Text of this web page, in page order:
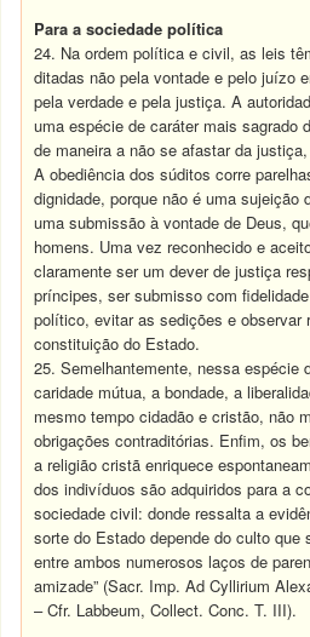
Para a sociedade política
24. Na ordem política e civil, as leis
ditadas não pela vontade e pelo juízo
pela verdade e pela justiça. A
uma espécie de caráter mais sagrado
de maneira a não se afastar da
A obediência dos súditos corre
dignidade, porque não é uma sujeição
uma submissão à vontade de Deus,
homens. Uma vez reconhecido e
claramente ser um dever de justiça
príncipes, ser submisso com
político, evitar as sedições e observar
constituição do Estado.
25. Semelhantemente, nessa espécie
caridade mútua, a bondade, a
mesmo tempo cidadão e cristão, não
obrigações contraditórias. Enfim, os
a religião cristã enriquece
dos indivíduos são adquiridos para a
sociedade civil: donde ressalta a
sorte do Estado depende do culto que
entre ambos numerosos laços de
amizade” (Sacr. Imp. Ad Cyllirium
– Cfr. Labbeum, Collect. Conc. T. III).